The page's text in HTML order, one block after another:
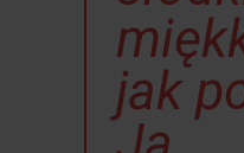
jak